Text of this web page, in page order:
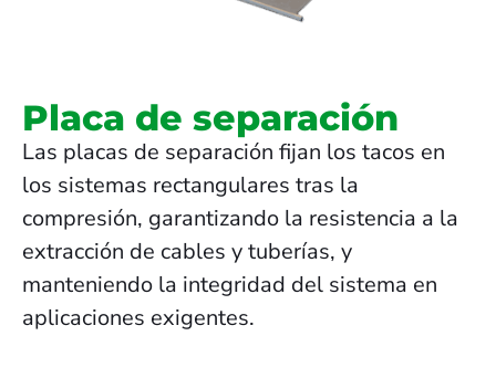
Placa de separación
Las placas de separación fijan los tacos en
los sistemas rectangulares tras la
compresión, garantizando la resistencia a la
extracción de cables y tuberías, y
manteniendo la integridad del sistema en
aplicaciones exigentes.